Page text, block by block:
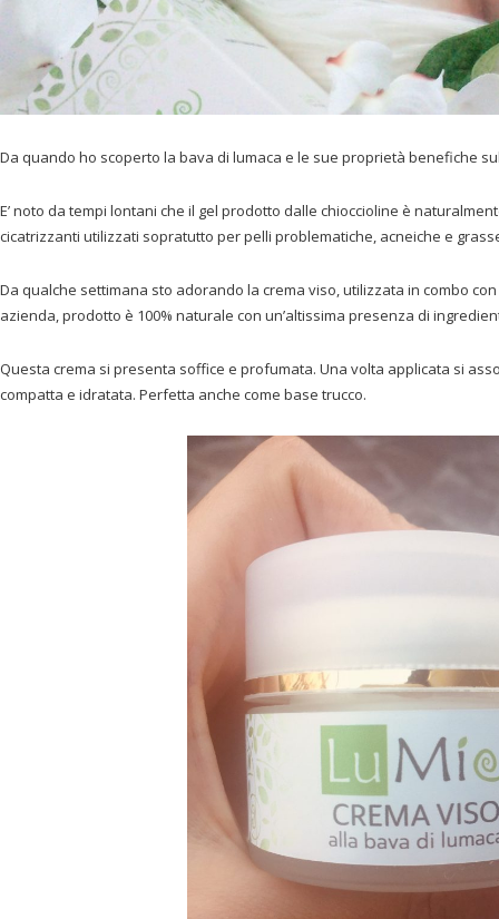
Da quando ho scoperto la bava di lumaca e le sue proprietà benefiche
E’ noto da tempi lontani che il gel prodotto dalle chioccioline è
cicatrizzanti utilizzati sopratutto per pelli problematiche, acneiche e
Da qualche settimana sto adorando la crema viso, utilizzata in combo
azienda, prodotto è 100% naturale con un’altissima presenza di
Questa crema si presenta soffice e profumata. Una volta applicata si
compatta e idratata. Perfetta anche come base trucco.